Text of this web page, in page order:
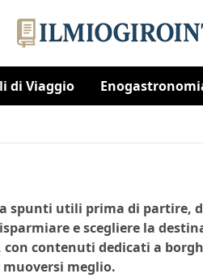
di Viaggio
spunti utili prima di partire,
e scegliere la
contenuti dedicati a
meglio.